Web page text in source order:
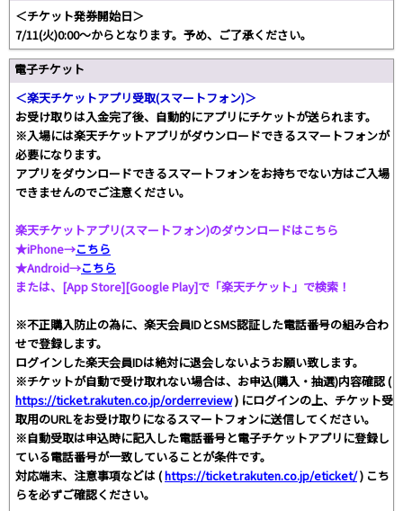
＜チケット発券開始日＞
7/11(火)0:00～からとなります。予め、ご了承ください。
電子チケット
＜楽天チケットアプリ受取(スマートフォン)＞
お受け取りは入金完了後、自動的にアプリにチケットが送られます。
※入場には楽天チケットアプリがダウンロードできるスマートフォンが
必要になります。
アプリをダウンロードできるスマートフォンをお持ちでない方はご入場
できませんのでご注意ください。
楽天チケットアプリ(スマートフォン)のダウンロードはこちら
★iPhone→こちら
★Android→こちら
または、[App Store][Google Play]で「楽天チケット」で検索！
※不正購入防止の為に、楽天会員IDとSMS認証した電話番号の組み合わ
せで登録します。
ログインした楽天会員IDは絶対に退会しないようお願い致します。
※チケットが自動で受け取れない場合は、お申込(購入・抽選)内容確認 (
https://ticket.rakuten.co.jp/orderreview) にログインの上、チケット受
取用のURLをお受け取りになるスマートフォンに送信してください。
※自動受取は申込時に記入した電話番号と電子チケットアプリに登録し
ている電話番号が一致していることが条件です。
対応端末、注意事項などは (https://ticket.rakuten.co.jp/eticket/) こち
らを必ずご確認ください。